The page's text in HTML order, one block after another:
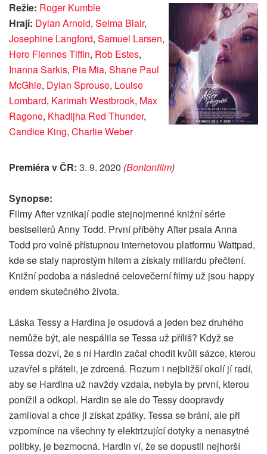
Režie: Roger Kumble
Hrají: Dylan Arnold, Selma Blair,
Josephine Langford, Samuel Larsen,
Hero Fiennes Tiffin, Rob Estes,
Inanna Sarkis, Pia Mia, Shane Paul
McGhie, Dylan Sprouse, Louise
Lombard, Karimah Westbrook, Max
Ragone, Khadijha Red Thunder,
Candice King, Charlie Weber
Premiéra v ČR: 3. 9. 2020 (Bontonfilm)
Synopse:
Filmy After vznikají podle stejnojmenné knižní série
bestsellerů Anny Todd. První příběhy After psala Anna
Todd pro volně přístupnou internetovou platformu Wattpad,
kde se staly naprostým hitem a získaly miliardu přečtení.
Knižní podoba a následné celovečerní filmy už jsou happy
endem skutečného života.
Láska Tessy a Hardina je osudová a jeden bez druhého
nemůže být, ale nespálila se Tessa už příliš? Když se
Tessa dozví, že s ní Hardin začal chodit kvůli sázce, kterou
uzavřel s přáteli, je zdrcená. Rozum i nejbližší okolí jí radí,
aby se Hardina už navždy vzdala, nebyla by první, kterou
ponížil a odkopl. Hardin se ale do Tessy doopravdy
zamiloval a chce ji získat zpátky. Tessa se brání, ale při
vzpomínce na všechny ty elektrizující dotyky a nenasytné
polibky, je bezmocná. Hardin ví, že se dopustil nejhorší